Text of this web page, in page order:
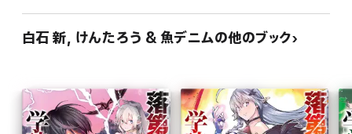
白石 新, けんたろう & 魚デニムの他のブック